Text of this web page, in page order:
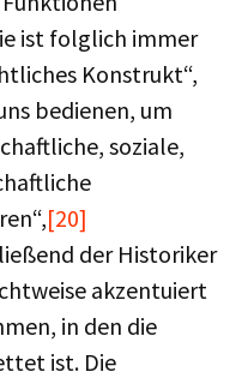
ist folglich immer
Konstrukt“,
bedienen, um
soziale,
[20]
der Historiker
akzentuiert
in den die
ist. Die